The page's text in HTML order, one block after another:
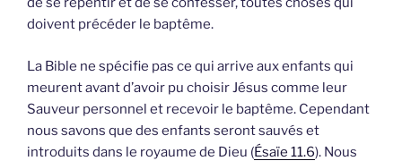
doivent précéder le baptême.
La Bible ne spécifie pas ce qui arrive aux enfants qui
meurent avant d’avoir pu choisir Jésus comme leur
Sauveur personnel et recevoir le baptême. Cependant
nous savons que des enfants seront sauvés et
introduits dans le royaume de Dieu (Ésaïe 11.6). Nous